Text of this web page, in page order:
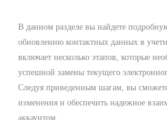
В данном разделе вы найдете
обновлению контактных данных в
включает несколько этапов, которые
успешной замены текущего
Следуя приведенным шагам, вы
изменения и обеспечить надежное
аккаунтом.